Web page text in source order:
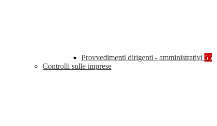
Provvedimenti dirigenti - amministrativi 55
Controlli sulle imprese